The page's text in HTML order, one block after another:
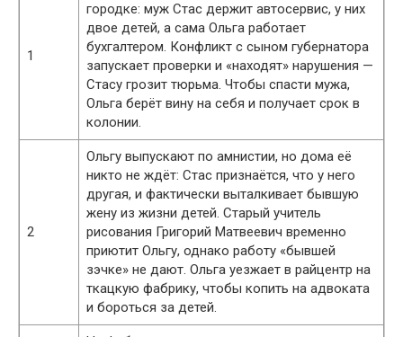
1
городке: муж Стас держит автосервис, у них
двое детей, а сама Ольга работает
бухгалтером. Конфликт с сыном губернатора
запускает проверки и «находят» нарушения —
Стасу грозит тюрьма. Чтобы спасти мужа,
Ольга берёт вину на себя и получает срок в
колонии.
2
Ольгу выпускают по амнистии, но дома её
никто не ждёт: Стас признаётся, что у него
другая, и фактически выталкивает бывшую
жену из жизни детей. Старый учитель
рисования Григорий Матвеевич временно
приютит Ольгу, однако работу «бывшей
зэчке» не дают. Ольга уезжает в райцентр на
ткацкую фабрику, чтобы копить на адвоката
и бороться за детей.